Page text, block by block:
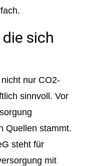
sich
nur CO2-
sinnvoll. Vor
Quellen stammt.
steht für
mit